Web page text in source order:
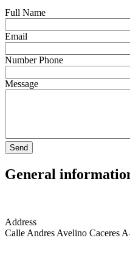
Full Name
Email
Number Phone
Message
General
Address
Calle Andres Avelino Caceres